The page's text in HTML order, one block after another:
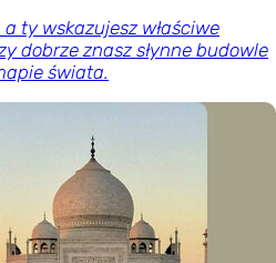
ty wskazujesz właściwe
dobrze znasz słynne budowle
świata.